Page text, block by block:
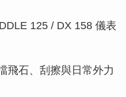
125 / DX 158 儀表
飛石、刮擦與日常外力